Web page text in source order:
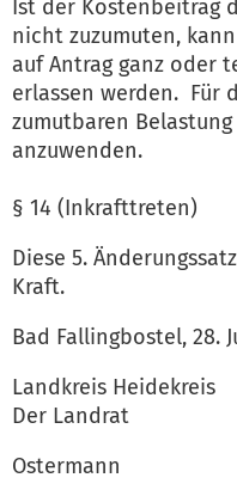
Ist der Kostenbeitrag
nicht zuzumuten, kann
auf Antrag ganz oder
erlassen werden. Für
zumutbaren Belastung
anzuwenden.
§ 14 (Inkrafttreten)
Diese 5.
Kraft.
Bad Fallingbostel, 28.
Landkreis Heidekreis
Der Landrat
Ostermann